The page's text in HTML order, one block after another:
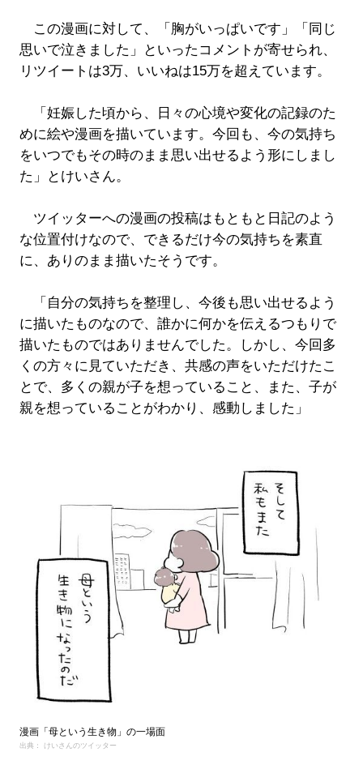
この漫画に対して、「胸がいっぱいです」「同じ
思いで泣きました」といったコメントが寄せられ、
リツイートは3万、いいねは15万を超えています。
「妊娠した頃から、日々の心境や変化の記録のた
めに絵や漫画を描いています。今回も、今の気持ち
をいつでもその時のまま思い出せるよう形にしまし
た」とけいさん。
ツイッターへの漫画の投稿はもともと日記のよう
な位置付けなので、できるだけ今の気持ちを素直
に、ありのまま描いたそうです。
「自分の気持ちを整理し、今後も思い出せるよう
に描いたものなので、誰かに何かを伝えるつもりで
描いたものではありませんでした。しかし、今回多
くの方々に見ていただき、共感の声をいただけたこ
とで、多くの親が子を想っていること、また、子が
親を想っていることがわかり、感動しました」
漫画「母という生き物」の一場面
出典： けいさんのツイッター